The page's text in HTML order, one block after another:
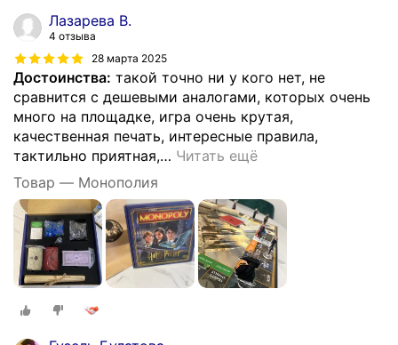
Лазарева В.
4 отзыва
28 марта 2025
Достоинства: такой точно ни у кого нет, не
сравнится с дешевыми аналогами, которых очень
много на площадке, игра очень крутая,
качественная печать, интересные правила,
тактильно приятная,… Читать ещё
Товар — Монополия